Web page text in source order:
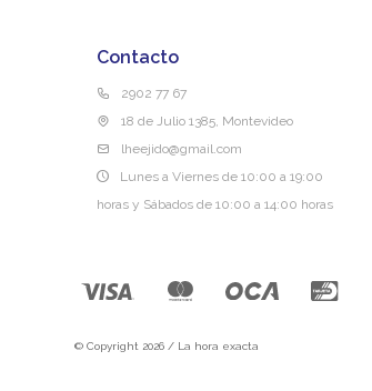
Contacto
2902 77 67
18 de Julio 1385, Montevideo
lheejido@gmail.com
Lunes a Viernes de 10:00 a 19:00
horas y Sábados de 10:00 a 14:00 horas
© Copyright 2026 / La hora exacta